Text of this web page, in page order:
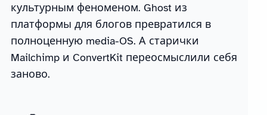
культурным феноменом. Ghost из
платформы для блогов превратился в
полноценную media-OS. А старички
Mailchimp и ConvertKit переосмыслили себя
заново.